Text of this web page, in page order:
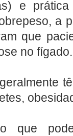
e
a
que
no fígado.
que